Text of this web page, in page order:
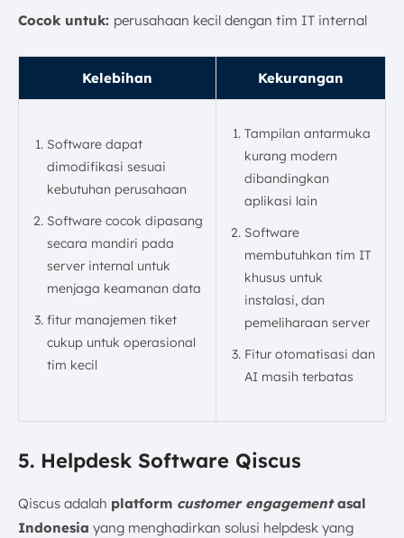
Cocok untuk: perusahaan kecil dengan tim IT internal
Kelebihan Kekurangan
Software dapat
dimodifikasi sesuai
kebutuhan perusahaan
Software cocok dipasang
secara mandiri pada
server internal untuk
menjaga keamanan data
fitur manajemen tiket
cukup untuk operasional
tim kecil
Tampilan antarmuka
kurang modern
dibandingkan
aplikasi lain
Software
membutuhkan tim IT
khusus untuk
instalasi, dan
pemeliharaan server
Fitur otomatisasi dan
AI masih terbatas
5. Helpdesk Software Qiscus
Qiscus adalah platform customer engagementasal
Indonesia yang menghadirkan solusi helpdesk yang